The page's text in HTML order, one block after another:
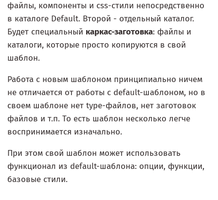
файлы, компоненты и css-стили непосредственно
в каталоге Default. Второй - отдельный каталог.
Будет специальный каркас-заготовка: файлы и
каталоги, которые просто копируются в свой
шаблон.
Работа с новым шаблоном принципиально ничем
не отличается от работы с default-шаблоном, но в
своем шаблоне нет type-файлов, нет заготовок
файлов и т.п. То есть шаблон несколько легче
воспринимается изначально.
При этом свой шаблон может использовать
функционал из default-шаблона: опции, функции,
базовые стили.